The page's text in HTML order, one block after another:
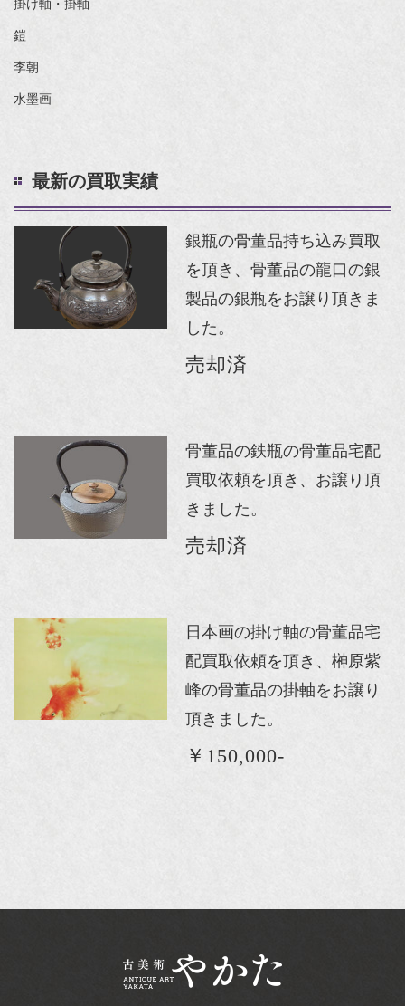
掛け軸・掛軸
鎧
李朝
水墨画
最新の買取実績
銀瓶の骨董品持ち込み買取
を頂き、骨董品の龍口の銀
製品の銀瓶をお譲り頂きま
した。
売却済
骨董品の鉄瓶の骨董品宅配
買取依頼を頂き、お譲り頂
きました。
売却済
日本画の掛け軸の骨董品宅
配買取依頼を頂き、榊原紫
峰の骨董品の掛軸をお譲り
頂きました。
￥150,000-